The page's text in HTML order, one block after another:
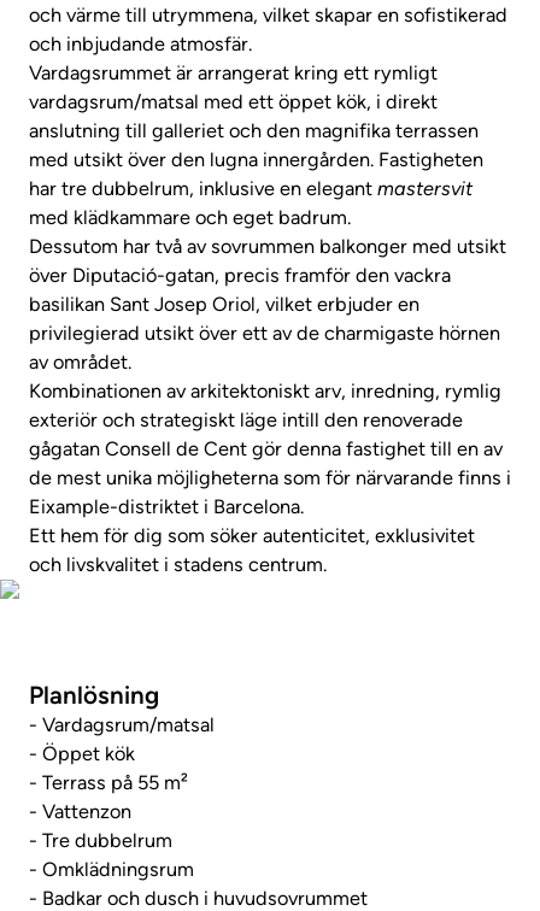
och värme till utrymmena, vilket skapar en sofistikerad
och inbjudande atmosfär.
Vardagsrummet är arrangerat kring ett rymligt
vardagsrum/matsal med ett öppet kök, i direkt
anslutning till galleriet och den magnifika terrassen
med utsikt över den lugna innergården. Fastigheten
har tre dubbelrum, inklusive en elegant mastersvit
med klädkammare och eget badrum.
Dessutom har två av sovrummen balkonger med utsikt
över Diputació-gatan, precis framför den vackra
basilikan Sant Josep Oriol, vilket erbjuder en
privilegierad utsikt över ett av de charmigaste hörnen
av området.
Kombinationen av arkitektoniskt arv, inredning, rymlig
exteriör och strategiskt läge intill den renoverade
gågatan Consell de Cent gör denna fastighet till en av
de mest unika möjligheterna som för närvarande finns i
Eixample-distriktet i Barcelona.
Ett hem för dig som söker autenticitet, exklusivitet
och livskvalitet i stadens centrum.
Planlösning
- Vardagsrum/matsal
- Öppet kök
- Terrass på 55 m²
- Vattenzon
- Tre dubbelrum
- Omklädningsrum
- Badkar och dusch i huvudsovrummet